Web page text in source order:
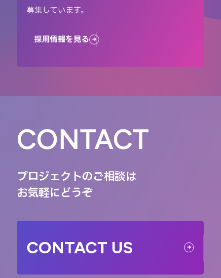
募集しています。
採用情報を見る
CONTACT
プロジェクトのご相談は
お気軽にどうぞ
CONTACT US